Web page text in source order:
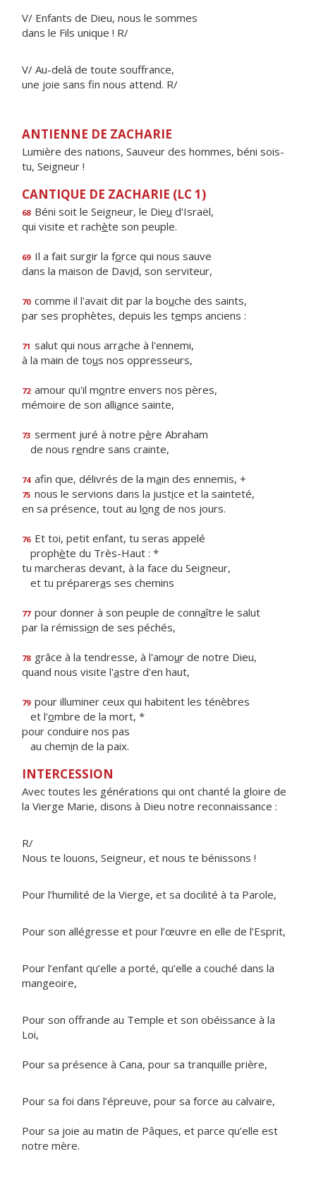
V/ Enfants de Dieu, nous le sommes
dans le Fils unique ! R/
V/ Au-delà de toute souffrance,
une joie sans fin nous attend. R/
ANTIENNE DE ZACHARIE
Lumière des nations, Sauveur des hommes, béni sois-
tu, Seigneur !
CANTIQUE DE ZACHARIE (LC 1)
68 Béni soit le Seigneur, le Dieu d'Israël,
qui visite et rachète son peuple.
69 Il a fait surgir la force qui nous sauve
dans la maison de David, son serviteur,
70 comme il l'avait dit par la bouche des saints,
par ses prophètes, depuis les temps anciens :
71 salut qui nous arrache à l'ennemi,
à la main de tous nos oppresseurs,
72 amour qu'il montre envers nos pères,
mémoire de son alliance sainte,
73 serment juré à notre père Abraham
de nous rendre sans crainte,
74 afin que, délivrés de la main des ennemis, +
75 nous le servions dans la justice et la sainteté,
en sa présence, tout au long de nos jours.
76 Et toi, petit enfant, tu seras appelé
prophète du Très-Haut : *
tu marcheras devant, à la face du Seigneur,
et tu prépareras ses chemins
77 pour donner à son peuple de connaître le salut
par la rémission de ses péchés,
78 grâce à la tendresse, à l'amour de notre Dieu,
quand nous visite l'astre d'en haut,
79 pour illuminer ceux qui habitent les ténèbres
et l'ombre de la mort, *
pour conduire nos pas
au chemin de la paix.
INTERCESSION
Avec toutes les générations qui ont chanté la gloire de
la Vierge Marie, disons à Dieu notre reconnaissance :
R/
Nous te louons, Seigneur, et nous te bénissons !
Pour l’humilité de la Vierge, et sa docilité à ta Parole,
Pour son allégresse et pour l’œuvre en elle de l’Esprit,
Pour l’enfant qu’elle a porté, qu’elle a couché dans la
mangeoire,
Pour son offrande au Temple et son obéissance à la
Loi,
Pour sa présence à Cana, pour sa tranquille prière,
Pour sa foi dans l’épreuve, pour sa force au calvaire,
Pour sa joie au matin de Pâques, et parce qu’elle est
notre mère.